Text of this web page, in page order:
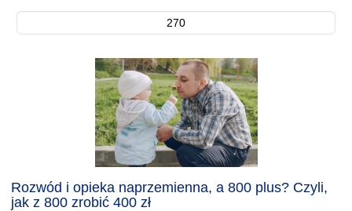
270
Rozwód i opieka naprzemienna, a 800 plus? Czyli,
jak z 800 zrobić 400 zł